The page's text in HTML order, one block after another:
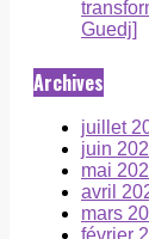
Guedj]
Archives
juillet
juin
mai
avril
mars
février